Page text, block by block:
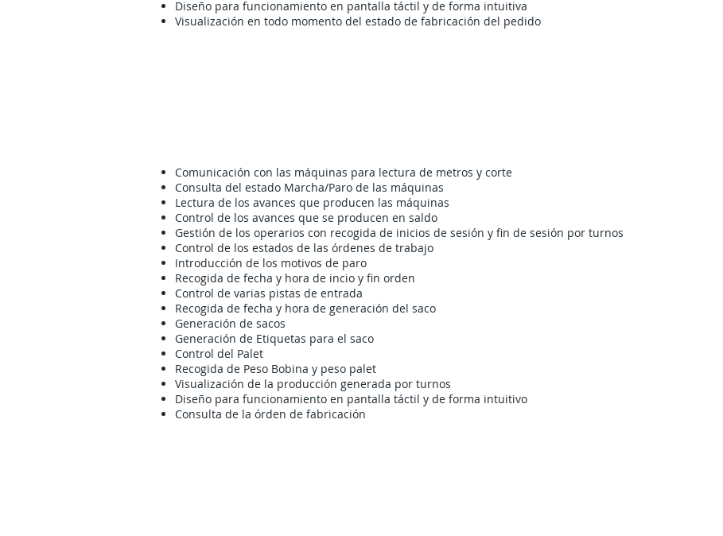
Diseño para funcionamiento en pantalla táctil y de forma intuitiva
Visualización en todo momento del estado de fabricación del pedido
Comunicación con las máquinas para lectura de metros y corte
Consulta del estado Marcha/Paro de las máquinas
Lectura de los avances que producen las máquinas
Control de los avances que se producen en saldo
Gestión de los operarios con recogida de inicios de sesión y fin de sesión por turnos
Control de los estados de las órdenes de trabajo
Introducción de los motivos de paro
Recogida de fecha y hora de incio y fin orden
Control de varias pistas de entrada
Recogida de fecha y hora de generación del saco
Generación de sacos
Generación de Etiquetas para el saco
Control del Palet
Recogida de Peso Bobina y peso palet
Visualización de la producción generada por turnos
Diseño para funcionamiento en pantalla táctil y de forma intuitivo
Consulta de la órden de fabricación